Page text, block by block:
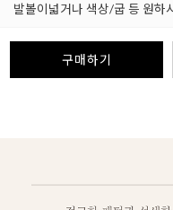
발볼이넓거나 색상/굽 등 원하
구매하기